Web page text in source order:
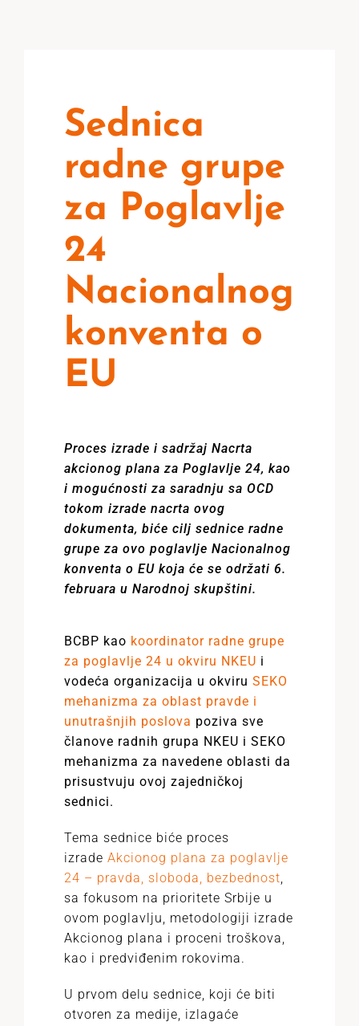
Sednica
radne grupe
za Poglavlje
24
Nacionalnog
konventa o
EU
Proces izrade i sadržaj Nacrta
akcionog plana za Poglavlje 24, kao
i mogućnosti za saradnju sa OCD
tokom izrade nacrta ovog
dokumenta, biće cilj sednice radne
grupe za ovo poglavlje Nacionalnog
konventa o EU koja će se održati 6.
februara u Narodnoj skupštini.
BCBP kao koordinator radne grupe
za poglavlje 24 u okviru NKEU i
vodeća organizacija u okviru SEKO
mehanizma za oblast pravde i
unutrašnjih poslova poziva sve
članove radnih grupa NKEU i SEKO
mehanizma za navedene oblasti da
prisustvuju ovoj zajedničkoj
sednici.
Tema sednice biće proces
izrade Akcionog plana za poglavlje
24 – pravda, sloboda, bezbednost,
sa fokusom na prioritete Srbije u
ovom poglavlju, metodologiji izrade
Akcionog plana i proceni troškova,
kao i predviđenim rokovima.
U prvom delu sednice, koji će biti
otvoren za medije, izlagaće